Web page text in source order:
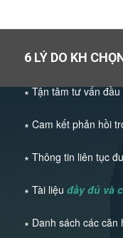
6 LÝ DO KH
∗ Tận tâm tư vấn
∗ Cam kết phản hồi
∗ Thông tin liên tục
∗ Tài liệu đầy đủ và
∗ Danh sách các căn